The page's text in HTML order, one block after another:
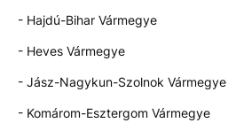
- Hajdú-Bihar Vármegye
- Heves Vármegye
- Jász-Nagykun-Szolnok Vármegye
- Komárom-Esztergom Vármegye